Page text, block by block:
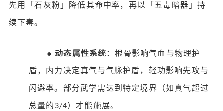
先用「石灰粉」降低其命中率，再以「五毒暗器」持
续下毒。
● 动态属性系统： 根骨影响气血与物理护
盾，内力决定真气与气脉护盾，轻功影响先攻与
闪避率。部分武学需达到特定境界（如真气超过
总量的 3/4）才能施展。